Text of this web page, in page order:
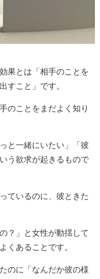
果とは「相手のことを
すこと」です。
のことをまだよく知り
と一緒にいたい」「彼
う欲求が起きるもので
ているのに、彼ときた
？」と女性が動揺して
くあることです。
のに「なんだか彼の様